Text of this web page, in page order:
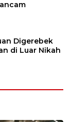
Digerebek
di Luar Nikah